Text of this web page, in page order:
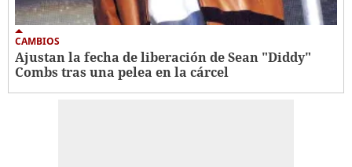
CAMBIOS
Ajustan la fecha de liberación de Sean "Diddy"
Combs tras una pelea en la cárcel